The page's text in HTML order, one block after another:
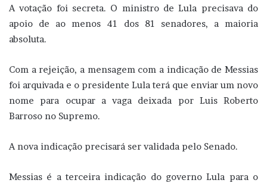
A votação foi secreta. O ministro de Lula precisava do
apoio de ao menos 41 dos 81 senadores, a maioria
absoluta.
Com a rejeição, a mensagem com a indicação de Messias
foi arquivada e o presidente Lula terá que enviar um novo
nome para ocupar a vaga deixada por Luis Roberto
Barroso no Supremo.
A nova indicação precisará ser validada pelo Senado.
Messias é a terceira indicação do governo Lula para o